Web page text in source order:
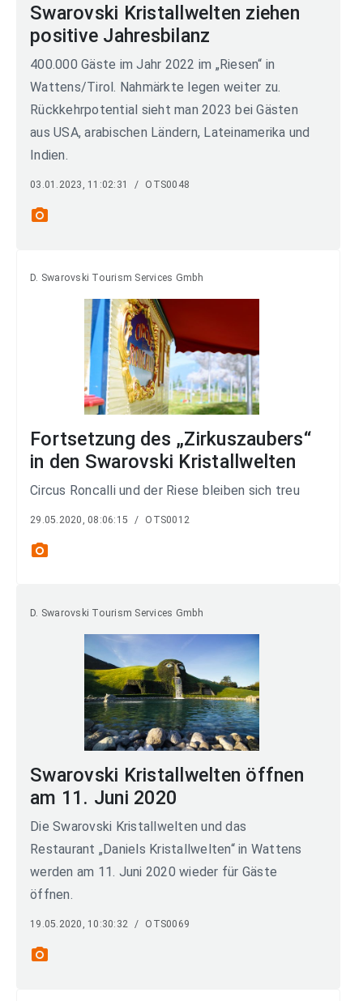
Swarovski Kristallwelten ziehen
positive Jahresbilanz
400.000 Gäste im Jahr 2022 im „Riesen“ in
Wattens/Tirol. Nahmärkte legen weiter zu.
Rückkehrpotential sieht man 2023 bei Gästen
aus USA, arabischen Ländern, Lateinamerika und
Indien.
03.01.2023, 11:02:31 / OTS0048
photo_camera
D. Swarovski Tourism Services Gmbh
Fortsetzung des „Zirkuszaubers“
in den Swarovski Kristallwelten
Circus Roncalli und der Riese bleiben sich treu
29.05.2020, 08:06:15 / OTS0012
photo_camera
D. Swarovski Tourism Services Gmbh
Swarovski Kristallwelten öffnen
am 11. Juni 2020
Die Swarovski Kristallwelten und das
Restaurant „Daniels Kristallwelten“ in Wattens
werden am 11. Juni 2020 wieder für Gäste
öffnen.
19.05.2020, 10:30:32 / OTS0069
photo_camera